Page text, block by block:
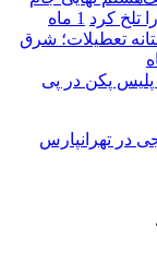
تلخ کرد 1 ماه
تعطیلات؛ شرق
پکن در پی
در تهرانپارس